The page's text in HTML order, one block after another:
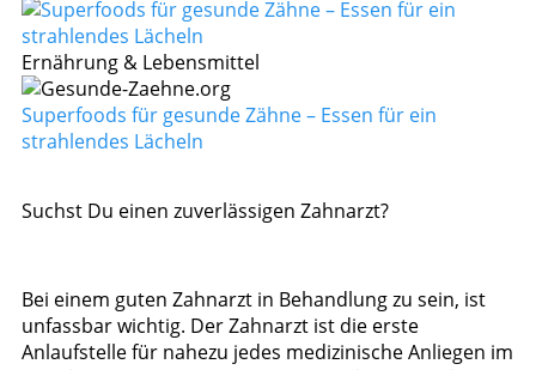
Ernährung & Lebensmittel
Superfoods für gesunde Zähne – Essen für ein
strahlendes Lächeln
Suchst Du einen zuverlässigen Zahnarzt?
Bei einem guten Zahnarzt in Behandlung zu sein, ist
unfassbar wichtig. Der Zahnarzt ist die erste
Anlaufstelle für nahezu jedes medizinische Anliegen im